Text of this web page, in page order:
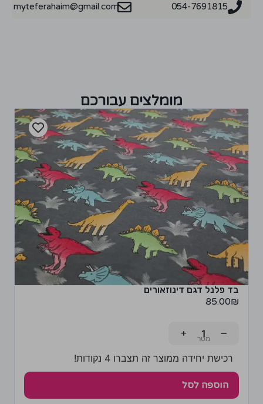
054-7691815
myteferahaim@gmail.com
מומלצים עבורכם
בד פלנל דגם דינוזאורים
85.00₪
−
+
רכישת יחידה ממוצר זה תצברו 4 נקודות!
הוספה לסל